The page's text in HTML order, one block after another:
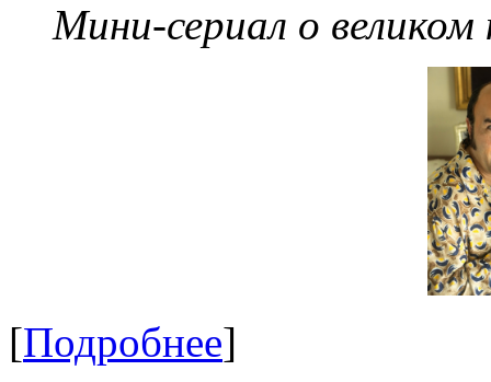
Мини-сериал о великом
[Подробнее]